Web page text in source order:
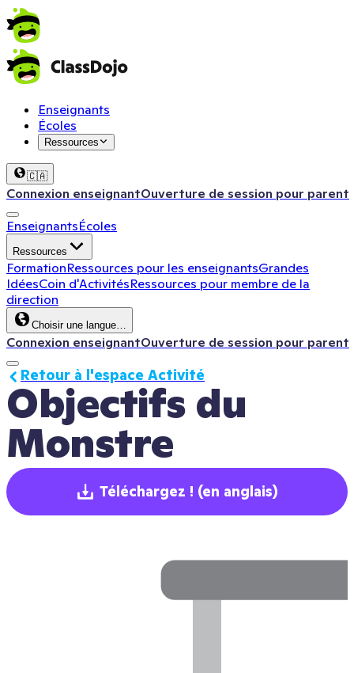
Enseignants
Écoles
Ressources
🇨🇦
Connexion enseignantOuverture de session pour parent
EnseignantsÉcoles
Ressources
FormationRessources pour les enseignantsGrandes
IdéesCoin d'ActivitésRessources pour membre de la
direction
Choisir une langue…
Connexion enseignantOuverture de session pour parent
Objectifs du
Monstre
Retour à l'espace Activité
Téléchargez ! (en anglais)